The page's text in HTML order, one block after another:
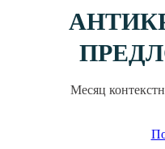
Месяц